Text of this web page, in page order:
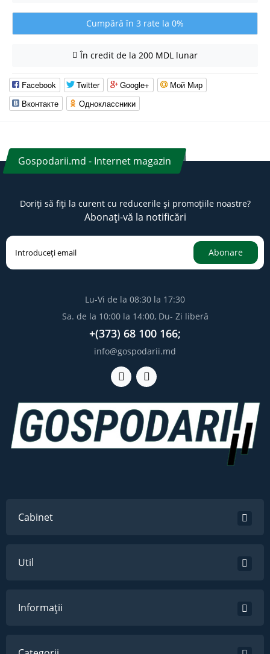
Cumpără în 3 rate la 0%
În credit de la 200 MDL lunar
Facebook Twitter Google+
Мой Мир
Вконтакте
Одноклассники
Gospodarii.md - Internet magazin
Doriți să fiți la curent cu reducerile și promoțiile noastre?
Abonați-vă la notificări
Abonare
Lu-Vi de la 08:30 la 17:30
Sa. de la 10:00 la 14:00, Du- Zi liberă
+(373) 68 100 166;
info@gospodarii.md
Cabinet
Util
Informații